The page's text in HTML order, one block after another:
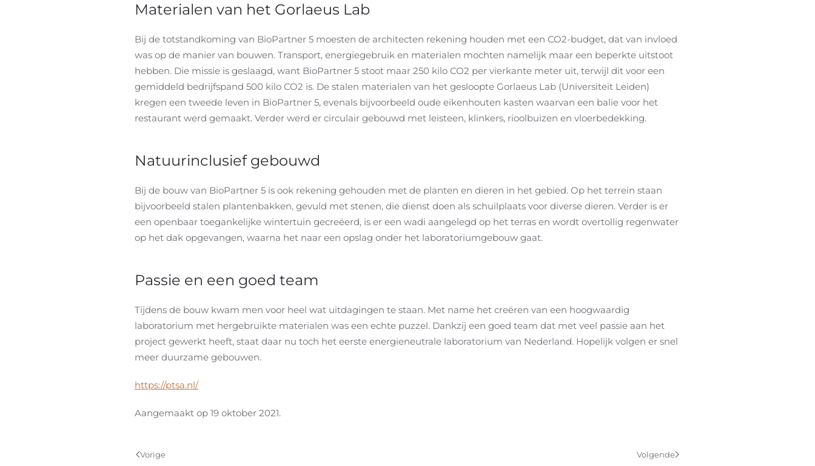
Materialen van het Gorlaeus Lab
Bij de totstandkoming van BioPartner 5 moesten de architecten rekening houden met een CO2-budget, dat van invloed
was op de manier van bouwen. Transport, energiegebruik en materialen mochten namelijk maar een beperkte uitstoot
hebben. Die missie is geslaagd, want BioPartner 5 stoot maar 250 kilo CO2 per vierkante meter uit, terwijl dit voor een
gemiddeld bedrijfspand 500 kilo CO2 is. De stalen materialen van het gesloopte Gorlaeus Lab (Universiteit Leiden)
kregen een tweede leven in BioPartner 5, evenals bijvoorbeeld oude eikenhouten kasten waarvan een balie voor het
restaurant werd gemaakt. Verder werd er circulair gebouwd met leisteen, klinkers, rioolbuizen en vloerbedekking.
Natuurinclusief gebouwd
Bij de bouw van BioPartner 5 is ook rekening gehouden met de planten en dieren in het gebied. Op het terrein staan
bijvoorbeeld stalen plantenbakken, gevuld met stenen, die dienst doen als schuilplaats voor diverse dieren. Verder is er
een openbaar toegankelijke wintertuin gecreëerd, is er een wadi aangelegd op het terras en wordt overtollig regenwater
op het dak opgevangen, waarna het naar een opslag onder het laboratoriumgebouw gaat.
Passie en een goed team
Tijdens de bouw kwam men voor heel wat uitdagingen te staan. Met name het creëren van een hoogwaardig
laboratorium met hergebruikte materialen was een echte puzzel. Dankzij een goed team dat met veel passie aan het
project gewerkt heeft, staat daar nu toch het eerste energieneutrale laboratorium van Nederland. Hopelijk volgen er snel
meer duurzame gebouwen.
https://ptsa.nl/
Aangemaakt op 19 oktober 2021.
Vorige Volgende